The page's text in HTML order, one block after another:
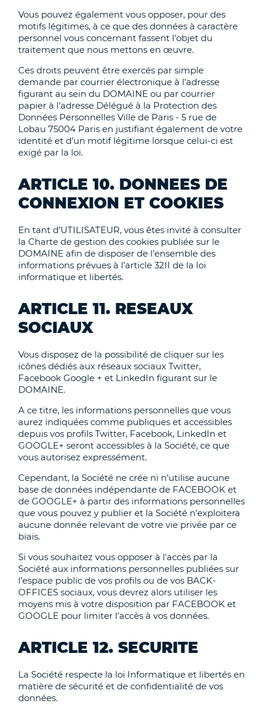
Vous pouvez également vous opposer, pour des
motifs légitimes, à ce que des données à caractère
personnel vous concernant fassent l'objet du
traitement que nous mettons en œuvre.
Ces droits peuvent être exercés par simple
demande par courrier électronique à l’adresse
figurant au sein du DOMAINE ou par courrier
papier à l’adresse Délégué à la Protection des
Données Personnelles Ville de Paris - 5 rue de
Lobau 75004 Paris en justifiant également de votre
identité et d’un motif légitime lorsque celui-ci est
exigé par la loi.
ARTICLE 10. DONNEES DE
CONNEXION ET COOKIES
En tant d’UTILISATEUR, vous êtes invité à consulter
la Charte de gestion des cookies publiée sur le
DOMAINE afin de disposer de l’ensemble des
informations prévues à l’article 32II de la loi
informatique et libertés.
ARTICLE 11. RESEAUX
SOCIAUX
Vous disposez de la possibilité de cliquer sur les
icônes dédiés aux réseaux sociaux Twitter,
Facebook Google + et LinkedIn figurant sur le
DOMAINE.
A ce titre, les informations personnelles que vous
aurez indiquées comme publiques et accessibles
depuis vos profils Twitter, Facebook, LinkedIn et
GOOGLE+ seront accessibles à la Société, ce que
vous autorisez expressément.
Cependant, la Société ne crée ni n’utilise aucune
base de données indépendante de FACEBOOK et
de GOOGLE+ à partir des informations personnelles
que vous pouvez y publier et la Société n’exploitera
aucune donnée relevant de votre vie privée par ce
biais.
Si vous souhaitez vous opposer à l’accès par la
Société aux informations personnelles publiées sur
l’espace public de vos profils ou de vos BACK-
OFFICES sociaux, vous devrez alors utiliser les
moyens mis à votre disposition par FACEBOOK et
GOOGLE pour limiter l’accès à vos données.
ARTICLE 12. SECURITE
La Société respecte la loi Informatique et libertés en
matière de sécurité et de confidentialité de vos
données.